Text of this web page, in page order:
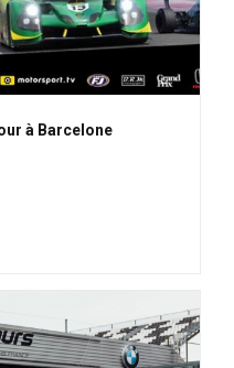
à Barcelone